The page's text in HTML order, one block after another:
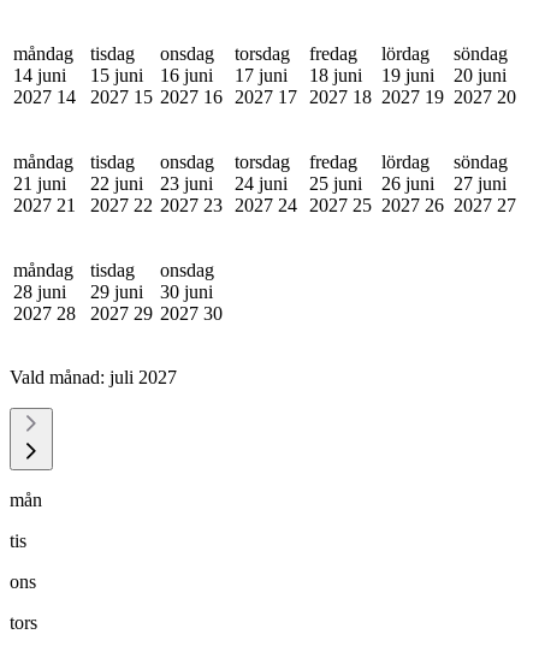
måndag
14 juni
2027 14
tisdag
15 juni
2027 15
onsdag
16 juni
2027 16
torsdag
17 juni
2027 17
fredag
18 juni
2027 18
lördag
19 juni
2027 19
söndag
20 juni
2027 20
måndag
21 juni
2027 21
tisdag
22 juni
2027 22
onsdag
23 juni
2027 23
torsdag
24 juni
2027 24
fredag
25 juni
2027 25
lördag
26 juni
2027 26
söndag
27 juni
2027 27
måndag
28 juni
2027 28
tisdag
29 juni
2027 29
onsdag
30 juni
2027 30
Vald månad: juli 2027
mån
tis
ons
tors